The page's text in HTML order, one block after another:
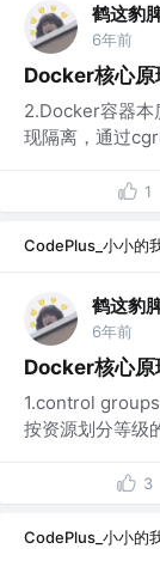
鹤这豹
6年前
Docker核心
2.Docker容器本
现隔离，通过
1
CodePlus_小小的
鹤这豹
6年前
Docker核心
1.control
按资源划分等级
3
CodePlus_小小的